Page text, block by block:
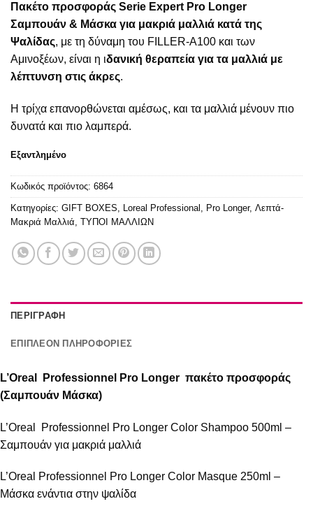
was:
54.20€.
τιμή
είναι:
37.60€.
Πακέτο προσφοράς Serie Expert Pro Longer
Σαμπουάν & Μάσκα για μακριά μαλλιά κατά της
Ψαλίδας, με τη δύναμη του FILLER-A100 και των
Αμινοξέων, είναι η ιδανική θεραπεία για τα μαλλιά με
λέπτυνση στις άκρες.
Η τρίχα επανορθώνεται αμέσως, και τα μαλλιά μένουν πιο
δυνατά και πιο λαμπερά.
Εξαντλημένο
Κωδικός προϊόντος: 6864
Κατηγορίες: GIFT BOXES Loreal Professional Pro Longer, Λεπτά-
Μακριά Μαλλιά ΤΥΠΟΙ ΜΑΛΛΙΩΝ
ΠΕΡΙΓΡΑΦΉ
ΕΠΙΠΛΈΟΝ ΠΛΗΡΟΦΟΡΊΕΣ
L’Oreal Professionnel Pro Longer πακέτο προσφοράς
(Σαμπουάν Μάσκα)
L’Oreal Professionnel Pro Longer Color Shampoo 500ml –
Σαμπουάν για μακριά μαλλιά
L’Oreal Professionnel Pro Longer Color Masque 250ml –
Μάσκα ενάντια στην ψαλίδα